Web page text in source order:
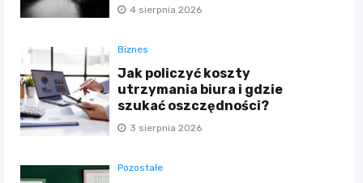
4 sierpnia 2026
Biznes
Jak policzyć koszty
utrzymania biura i gdzie
szukać oszczędności?
3 sierpnia 2026
Pozostałe